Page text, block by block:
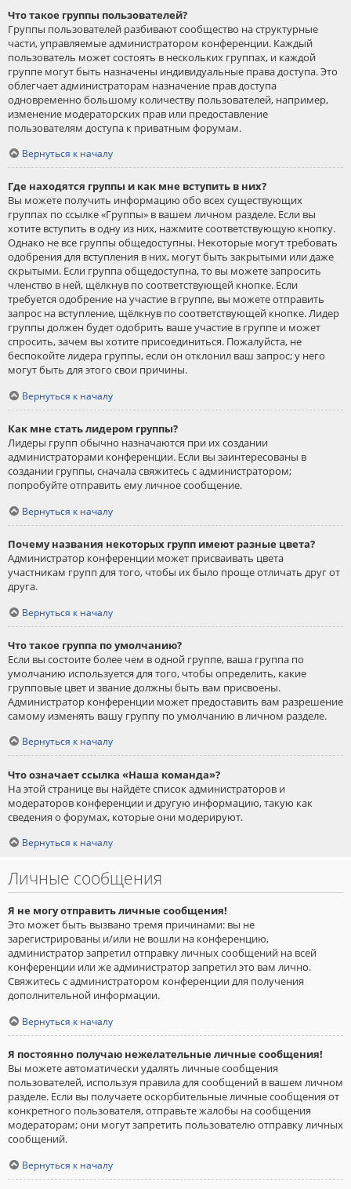
Что такое группы пользователей?
Группы пользователей разбивают сообщество на структурные
части, управляемые администратором конференции. Каждый
пользователь может состоять в нескольких группах, и каждой
группе могут быть назначены индивидуальные права доступа. Это
облегчает администраторам назначение прав доступа
одновременно большому количеству пользователей, например,
изменение модераторских прав или предоставление
пользователям доступа к приватным форумам.
Вернуться к началу
Где находятся группы и как мне вступить в них?
Вы можете получить информацию обо всех существующих
группах по ссылке «Группы» в вашем личном разделе. Если вы
хотите вступить в одну из них, нажмите соответствующую кнопку.
Однако не все группы общедоступны. Некоторые могут требовать
одобрения для вступления в них, могут быть закрытыми или даже
скрытыми. Если группа общедоступна, то вы можете запросить
членство в ней, щёлкнув по соответствующей кнопке. Если
требуется одобрение на участие в группе, вы можете отправить
запрос на вступление, щёлкнув по соответствующей кнопке. Лидер
группы должен будет одобрить ваше участие в группе и может
спросить, зачем вы хотите присоединиться. Пожалуйста, не
беспокойте лидера группы, если он отклонил ваш запрос; у него
могут быть для этого свои причины.
Вернуться к началу
Как мне стать лидером группы?
Лидеры групп обычно назначаются при их создании
администраторами конференции. Если вы заинтересованы в
создании группы, сначала свяжитесь с администратором;
попробуйте отправить ему личное сообщение.
Вернуться к началу
Почему названия некоторых групп имеют разные цвета?
Администратор конференции может присваивать цвета
участникам групп для того, чтобы их было проще отличать друг от
друга.
Вернуться к началу
Что такое группа по умолчанию?
Если вы состоите более чем в одной группе, ваша группа по
умолчанию используется для того, чтобы определить, какие
групповые цвет и звание должны быть вам присвоены.
Администратор конференции может предоставить вам разрешение
самому изменять вашу группу по умолчанию в личном разделе.
Вернуться к началу
Что означает ссылка «Наша команда»?
На этой странице вы найдёте список администраторов и
модераторов конференции и другую информацию, такую как
сведения о форумах, которые они модерируют.
Вернуться к началу
Личные сообщения
Я не могу отправить личные сообщения!
Это может быть вызвано тремя причинами: вы не
зарегистрированы и/или не вошли на конференцию,
администратор запретил отправку личных сообщений на всей
конференции или же администратор запретил это вам лично.
Свяжитесь с администратором конференции для получения
дополнительной информации.
Вернуться к началу
Я постоянно получаю нежелательные личные сообщения!
Вы можете автоматически удалять личные сообщения
пользователей, используя правила для сообщений в вашем личном
разделе. Если вы получаете оскорбительные личные сообщения от
конкретного пользователя, отправьте жалобы на сообщения
модераторам; они могут запретить пользователю отправку личных
сообщений.
Вернуться к началу